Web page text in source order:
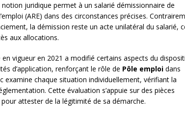
notion juridique permet à un salarié démissionnaire de
(ARE) dans des circonstances précises.
la démission reste un acte unilatéral du salarié,
aux allocations.
vigueur en 2021 a modifié certains aspects du
d’application, renforçant le rôle de Pôle emploi dans
examine chaque situation individuellement, vérifiant la
Cette évaluation s’appuie sur des pièces
attester de la légitimité de sa démarche.